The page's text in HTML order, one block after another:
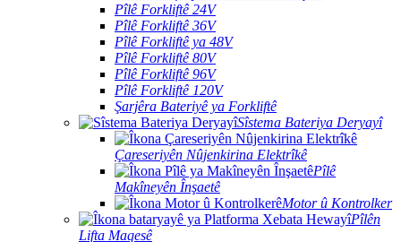
Pîlê Forkliftê 24V
Pîlê Forkliftê 36V
Pîlê Forkliftê ya 48V
Pîlê Forkliftê 80V
Pîlê Forkliftê 96V
Pîlê Forkliftê 120V
Şarjêra Bateriyê ya Forkliftê
Sîstema Bateriya Deryayî
Çareseriyên Nûjenkirina Elektrîkê
Pîlê
Makîneyên Înşaetê
Motor û Kontrolker
Pîlên
Lifta Maqesê